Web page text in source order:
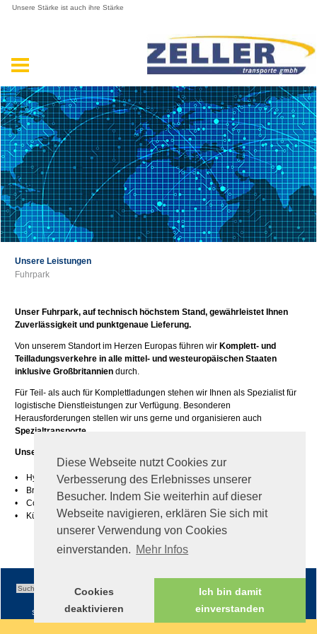
Diese Webseite nutzt Cookies zur
Verbesserung des Erlebnisses unserer
Besucher. Indem Sie weiterhin auf dieser
Webseite navigieren, erklären Sie sich mit
unserer Verwendung von Cookies
einverstanden. Mehr Infos
Cookies
deaktivieren
Ich bin damit
einverstanden
Unsere Stärke ist auch ihre Stärke
Unsere Leistungen
Fuhrpark
Unser Fuhrpark, auf technisch höchstem Stand, gewährleistet Ihnen
Zuverlässigkeit und punktgenaue Lieferung.
Von unserem Standort im Herzen Europas führen wir Komplett- und
Teilladungsverkehre in alle mittel- und westeuropäischen Staaten
inklusive Großbritannien durch.
Für Teil- als auch für Komplettladungen stehen wir Ihnen als Spezialist für
logistische Dienstleistungen zur Verfügung. Besonderen
Herausforderungen stellen wir uns gerne und organisieren auch
Spezialtransporte.
Unsere Leistungen für Spezialtransporte:
• Hydraulische Schrägverladung (bis zu 4 Meter Bleche)
• Breitverladung (bis 3 Meter)
• Coils-Mulde
• Kühlauflieger (TK-fähig bis zu -20 Grad)
Sitemap Impressum| AGB